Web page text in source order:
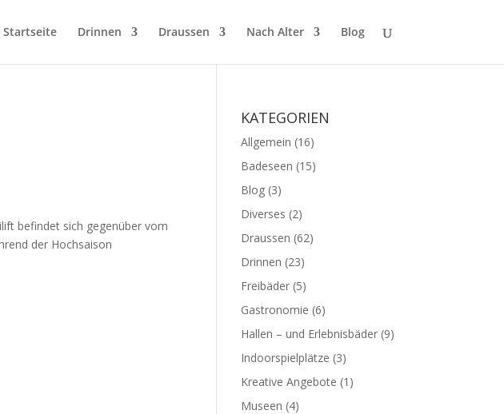
Startseite Drinnen Draussen Nach Alter Blog
befindet sich gegenüber vom
der Hochsaison
KATEGORIEN
Allgemein (16)
Badeseen (15)
Blog (3)
Diverses (2)
Draussen (62)
Drinnen (23)
Freibäder (5)
Gastronomie (6)
Hallen – und Erlebnisbäder (9)
Indoorspielplätze (3)
Kreative Angebote (1)
Museen (4)